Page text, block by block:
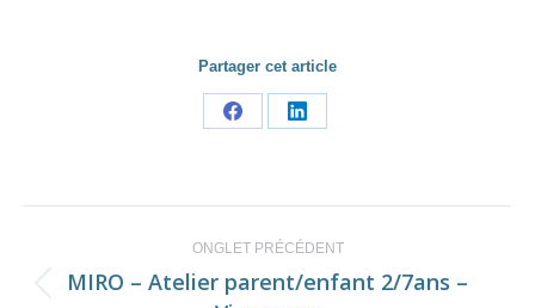
Partager cet article
Share
Share
Navigation
de
ONGLET PRÉCÉDENT
Onglet
MIRO – Atelier parent/enfant 2/7ans –